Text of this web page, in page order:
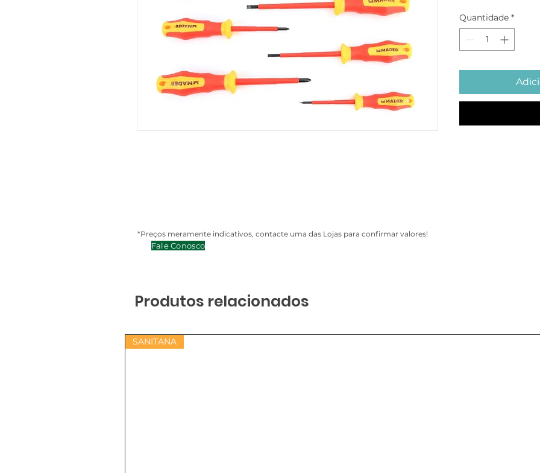
Quantidade *
*Preços meramente indicativos, contacte uma das Lojas para confirmar valores!
Fale Conosco
Produtos relacionados
SANITANA